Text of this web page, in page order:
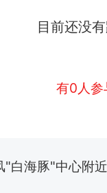
目前还没
有0人参
消息）
一中学招聘物理
个在床头放菜刀